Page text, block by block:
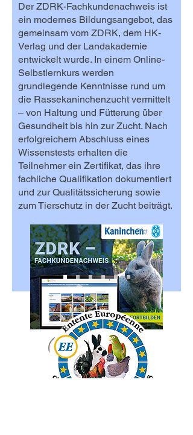
Der ZDRK-Fachkundenachweis ist
ein modernes Bildungsangebot, das
gemeinsam vom ZDRK, dem HK-
Verlag und der Landakademie
entwickelt wurde. In einem Online-
Selbstlernkurs werden
grundlegende Kenntnisse rund um
die Rassekaninchenzucht vermittelt
– von Haltung und Fütterung über
Gesundheit bis hin zur Zucht. Nach
erfolgreichem Abschluss eines
Wissenstests erhalten die
Teilnehmer ein Zertifikat, das ihre
fachliche Qualifikation dokumentiert
und zur Qualitätssicherung sowie
zum Tierschutz in der Zucht beiträgt.
Loslegen
CMS